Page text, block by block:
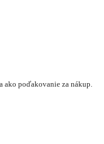
ako poďakovanie za nákup.